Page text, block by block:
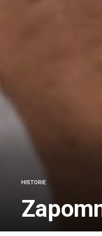
HISTORIE